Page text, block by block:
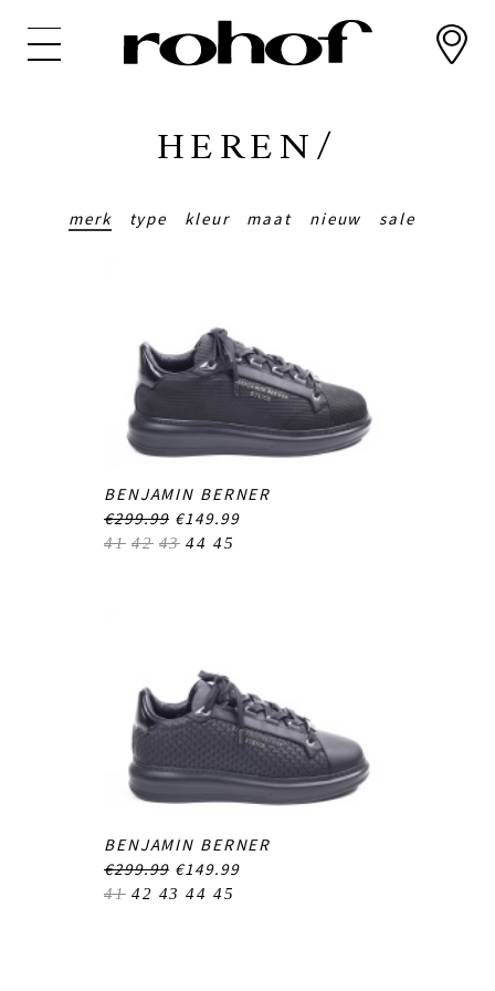
HEREN/
merk type kleur maat nieuw sale
BENJAMIN BERNER
€299.99 €149.99
41 42 43 44 45
BENJAMIN BERNER
€299.99 €149.99
41 42 43 44 45